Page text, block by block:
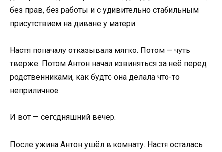
без прав, без работы и с удивительно стабильным
присутствием на диване у матери.
Настя поначалу отказывала мягко. Потом — чуть
тверже. Потом Антон начал извиняться за неё перед
родственниками, как будто она делала что-то
неприличное.
И вот — сегодняшний вечер.
После ужина Антон ушёл в комнату. Настя осталась